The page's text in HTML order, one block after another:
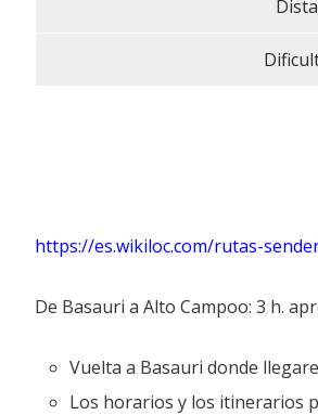
https://es.wikiloc.com/rutas-
De Basauri a Alto Campoo: 3 h.
Vuelta a Basauri donde
Los horarios y los itinerarios